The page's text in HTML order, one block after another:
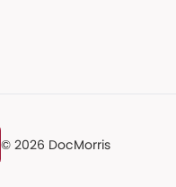
© 2026 DocMorris